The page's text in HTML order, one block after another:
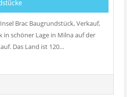
Brac Baugrundstück, Verkauf,
in schöner Lage in Milna auf der
Das Land ist 120…